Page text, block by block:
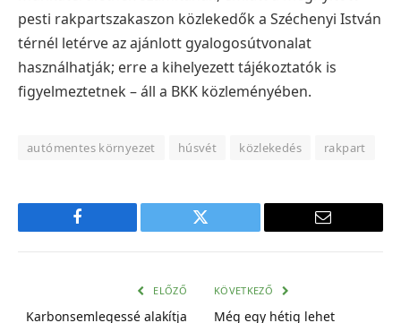
pesti rakpartszakaszon közlekedők a Széchenyi István
térnél letérve az ajánlott gyalogosútvonalat
használhatják; erre a kihelyezett tájékoztatók is
figyelmeztetnek – áll a BKK közleményében.
autómentes környezet húsvét közlekedés rakpart
Facebook Twitter
E-
ELŐZŐ
Karbonsemlegessé alakítja
KÖVETKEZŐ
Még egy hétig lehet